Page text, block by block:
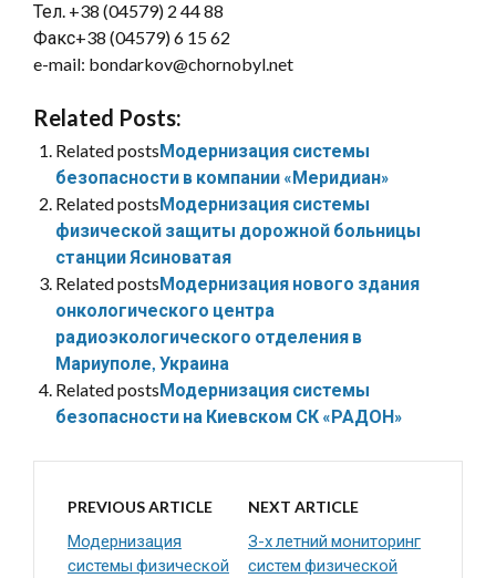
Тел. +38 (04579) 2 44 88
Факс+38 (04579) 6 15 62
e-mail: bondarkov@chornobyl.net
Related Posts:
Related postsМодернизация системы
безопасности в компании «Меридиан»
Related postsМодернизация системы
физической защиты дорожной больницы
станции Ясиноватая
Related postsМодернизация нового здания
онкологического центра
радиоэкологического отделения в
Мариуполе, Украина
Related postsМодернизация системы
безопасности на Киевском СК «РАДОН»
PREVIOUS ARTICLE
Модернизация
системы физической
NEXT ARTICLE
З-х летний мониторинг
систем физической